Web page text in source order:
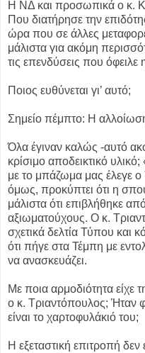
Η ΝΔ και προσωπικά ο κ.
Που διατήρησε την
ώρα που σε άλλες
μάλιστα για ακόμη
τις επενδύσεις που όφειλε
Ποιος ευθύνεται γι’ αυτό;
Σημείο πέμπτο: Η
Όλα έγιναν καλώς -αυτό
κρίσιμο αποδεικτικό
με το μπάζωμα μας έλεγε ο
όμως, προκύπτει ότι η
μάλιστα ότι επιβλήθηκε
αξιωματούχους. Ο κ.
σχετικά δελτία Τύπου και
ότι πήγε στα Τέμπη με
να ανασκευάζει.
Με ποια αρμοδιότητα είχε
ο κ. Τριαντόπουλος; Ήταν
είναι το χαρτοφυλάκιό του;
Η εξεταστική επιτροπή δεν